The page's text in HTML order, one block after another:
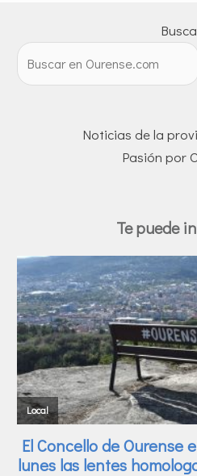
Noticias de la
Pasión por
Te puede